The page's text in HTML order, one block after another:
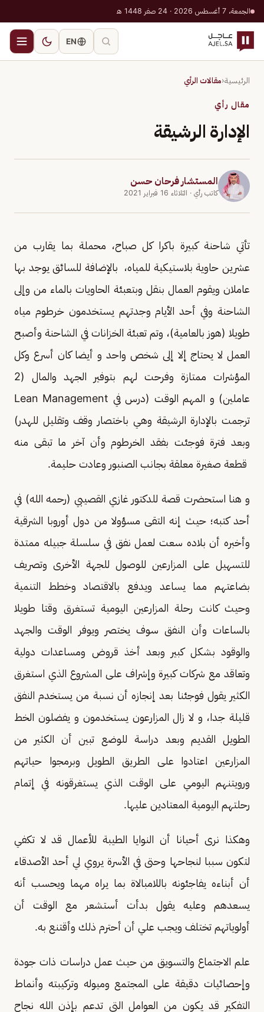
الجمعة، 7 أغسطس 2026 · 24 صفر 1448 هـ
EN
الرئيسية‹مقالات الرأي
مقال رأي
الإدارة الرشيقة
المستشار فرحان حسن
كاتب رأي · الثلاثاء 16 فبراير 2021
تأتي شاحنة كبيرة باكرا كل صباح، محملة بما يقارب من
عشرين حاوية بلاستيكية للمياه، بالإضافة للسائق يوجد بها
عاملان ويقوم العمال بنقل وبتعبئة الحاويات بالماء من وإلى
الشاحنة وفي أحد الأيام وجدتهم يستخدمون خرطوم مياه
طويلا (هوز بالعامية)، وتم تعبئة الخزانات في الشاحنة وأصبح
العمل لا يحتاج إلا إلى شخص واحد و أيضا كان أسرع وكل
المؤشرات ممتازة وفرحت لهم بتوفير الجهد والمال (2
عاملين) و المهم الوقت (درس في Lean Management
ترجمت بالإدارة الرشيقة وهي باختصار وقف وتقليل للهدر)
وبعد فترة فوجئت بفقد الخرطوم وأن آخر ما تبقى منه
قطعة صغيرة معلقة بجانب الصنبور وعادت حليمة.
و هنا استحضرت قصة للدكتور غازي القصيبي (رحمه الله) في
أحد كتبه؛ حيث إنه التقى مسؤولا من دول أوروبا الشرقية
وأخبره أن بلاده سعت لعمل نفق في سلسلة جبيله ممتدة
للتسهيل على المزارعين للوصول للجهة الأخرى وتصريف
بضاعتهم مما يساعد ويدفع بالاقتصاد وخطط التنمية
وحيث كانت رحلة المزارعين اليومية تستغرق وقتا طويلا
بالساعات وأن النفق سوف يختصر ويوفر الوقت والجهد
والوقود بشكل كبير وبعد أخذ قروض ومساعدات دولية
وتعاقد مع شركات كبيرة وإشراف على المشروع الذي استغرق
الكثير يقول فوجئنا بعد إنجازه أن نسبة من يستخدم النفق
قليلة جدا، و لا زال المزارعون يستخدمون و يفضلون الخط
الطويل القديم وبعد دراسة للوضع تبين أن الكثير من
المزارعين اعتادوا على الطريق الطويل وبرمجوا حياتهم
ورويتنهم اليومي على الوقت الذي يستغرقونه في إتمام
رحلتهم اليومية المعتادين عليها.
وهكذا نرى أحيانا أن النوايا الطيبة للأعمال قد لا تكفي
لتكون سببا لنجاحها وحتى في الأسرة يروي لي أحد الأصدقاء
أن أبناءه يفاجئونه باللامبالاة بما يراه مهما ويحسب أنه
يسعدهم وعليه يقول بدأت أستشعر مع الوقت أن
أولوياتهم تختلف ويجب علي أن أحترم ذلك وأقتنع به.
علم الاجتماع والتسويق من حيث عمل دراسات ذات جودة
وإحصائيات دقيقة على المجتمع وميوله وتركيبته وأنماط
التفكير قد يكون من العوامل التي تدعم بإذن الله نجاح